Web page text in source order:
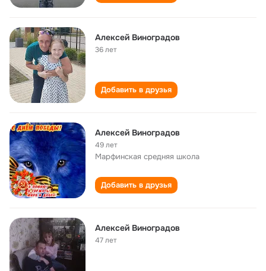
Алексей Виноградов
36 лет
Добавить в друзья
Алексей Виноградов
49 лет
Марфинская cредняя школа
Добавить в друзья
Алексей Виноградов
47 лет